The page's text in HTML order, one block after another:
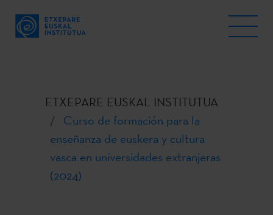
ETXEPARE EUSKAL INSTITUTUA
Curso de formación para la
enseñanza de euskera y cultura
vasca en universidades extranjeras
(2024)